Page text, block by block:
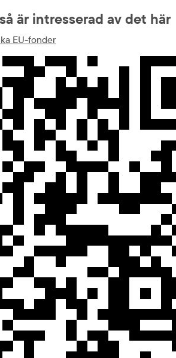
är intresserad av det här
EU-fonder